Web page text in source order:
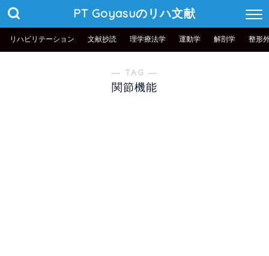
PT Goyasuのリハ文献
リハビリテーション 文献抄読 理学療法学 運動学 解剖学 整形
― TAG ―
関節機能